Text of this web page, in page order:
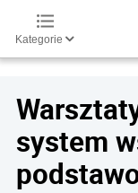
Kategorie
system